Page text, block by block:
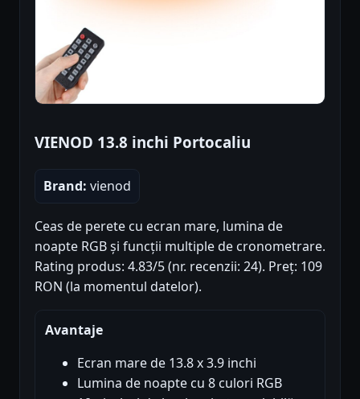
VIENOD 13.8 inchi Portocaliu
Brand: vienod
Ceas de perete cu ecran mare, lumina de
noapte RGB și funcții multiple de cronometrare.
Rating produs: 4.83/5 (nr. recenzii: 24). Preț: 109
RON (la momentul datelor).
Avantaje
Ecran mare de 13.8 x 3.9 inchi
Lumina de noapte cu 8 culori RGB